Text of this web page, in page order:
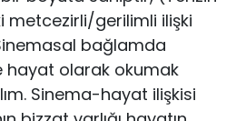
metcezirli/gerilimli ilişki
bağlam­da
hayat olarak okumak
Sinema-hayat ilişkisi